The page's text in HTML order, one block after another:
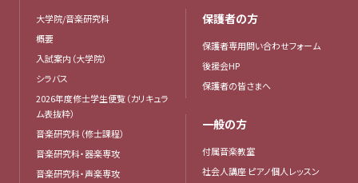
大学院/音楽研究科
概要
入試案内（大学院）
シラバス
2026年度修士学生便覧（カリキュラ
ム表抜粋）
音楽研究科（修士課程）
音楽研究科・器楽専攻
音楽研究科・声楽専攻
保護者の方
保護者専用問い合わせフォーム
後援会HP
保護者の皆さまへ
一般の方
付属音楽教室
社会人講座 ピアノ個人レッスン